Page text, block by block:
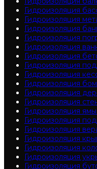
Гидроизоляция
Гидроизоляция
Гидроизоляция
Гидроизоляция
Гидроизоляция
Гидроизоляция
Гидроизоляция
Гидроизоляция
Гидроизоляция
Гидроизоляция
Гидроизоляция
Гидроизоляция
Гидроизоляция
Гидроизоляция
Гидроизоляция
Гидроизоляция
Гидроизоляция
Гидроизоляция